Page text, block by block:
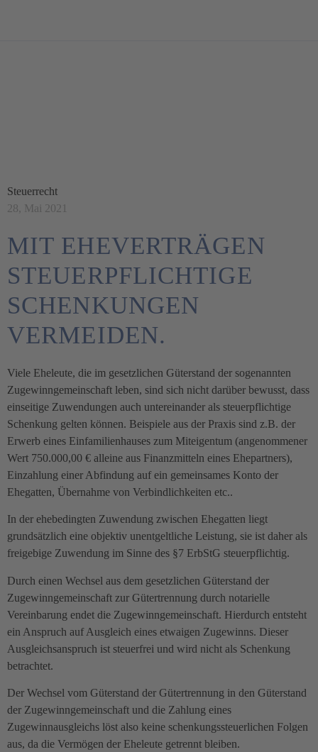
Steuerrecht
28, Mai 2021
MIT EHEVERTRÄGEN
STEUERPFLICHTIGE
SCHENKUNGEN
VERMEIDEN.
Viele Eheleute, die im gesetzlichen Güterstand der sogenannten
Zugewinngemeinschaft leben, sind sich nicht darüber bewusst, dass
einseitige Zuwendungen auch untereinander als steuerpflichtige
Schenkung gelten können. Beispiele aus der Praxis sind z.B. der
Erwerb eines Einfamilienhauses zum Miteigentum (angenommener
Wert 750.000,00 € alleine aus Finanzmitteln eines Ehepartners),
Einzahlung einer Abfindung auf ein gemeinsames Konto der
Ehegatten, Übernahme von Verbindlichkeiten etc..
In der ehebedingten Zuwendung zwischen Ehegatten liegt
grundsätzlich eine objektiv unentgeltliche Leistung, sie ist daher als
freigebige Zuwendung im Sinne des §7 ErbStG steuerpflichtig.
Durch einen Wechsel aus dem gesetzlichen Güterstand der
Zugewinngemeinschaft zur Gütertrennung durch notarielle
Vereinbarung endet die Zugewinngemeinschaft. Hierdurch entsteht
ein Anspruch auf Ausgleich eines etwaigen Zugewinns. Dieser
Ausgleichsanspruch ist steuerfrei und wird nicht als Schenkung
betrachtet.
Der Wechsel vom Güterstand der Gütertrennung in den Güterstand
der Zugewinngemeinschaft und die Zahlung eines
Zugewinnausgleichs löst also keine schenkungssteuerlichen Folgen
aus, da die Vermögen der Eheleute getrennt bleiben.